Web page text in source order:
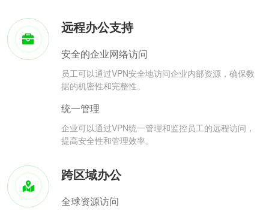
远程办公支持
安全的企业网络访问
员工可以通过VPN安全地访问企业内部资源，确保数
据的机密性和完整性。
统一管理
企业可以通过VPN统一管理和监控员工的远程访问，
提高安全性和管理效率。
跨区域办公
全球资源访问